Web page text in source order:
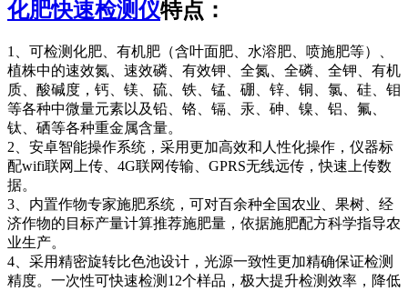
化肥快速检测仪特点：
1、可检测化肥、有机肥（含叶面肥、水溶肥、喷施肥等）、
植株中的速效氮、速效磷、有效钾、全氮、全磷、全钾、有机
质、酸碱度，钙、镁、硫、铁、锰、硼、锌、铜、氯、硅、钼
等各种中微量元素以及铅、铬、镉、汞、砷、镍、铝、氟、
钛、硒等各种重金属含量。
2、安卓智能操作系统，采用更加高效和人性化操作，仪器标
配wifi联网上传、4G联网传输、GPRS无线远传，快速上传数
据。
3、内置作物专家施肥系统，可对百余种全国农业、果树、经
济作物的目标产量计算推荐施肥量，依据施肥配方科学指导农
业生产。
4、采用精密旋转比色池设计，光源一致性更加精确保证检测
精度。一次性可快速检测12个样品，极大提升检测效率，降低